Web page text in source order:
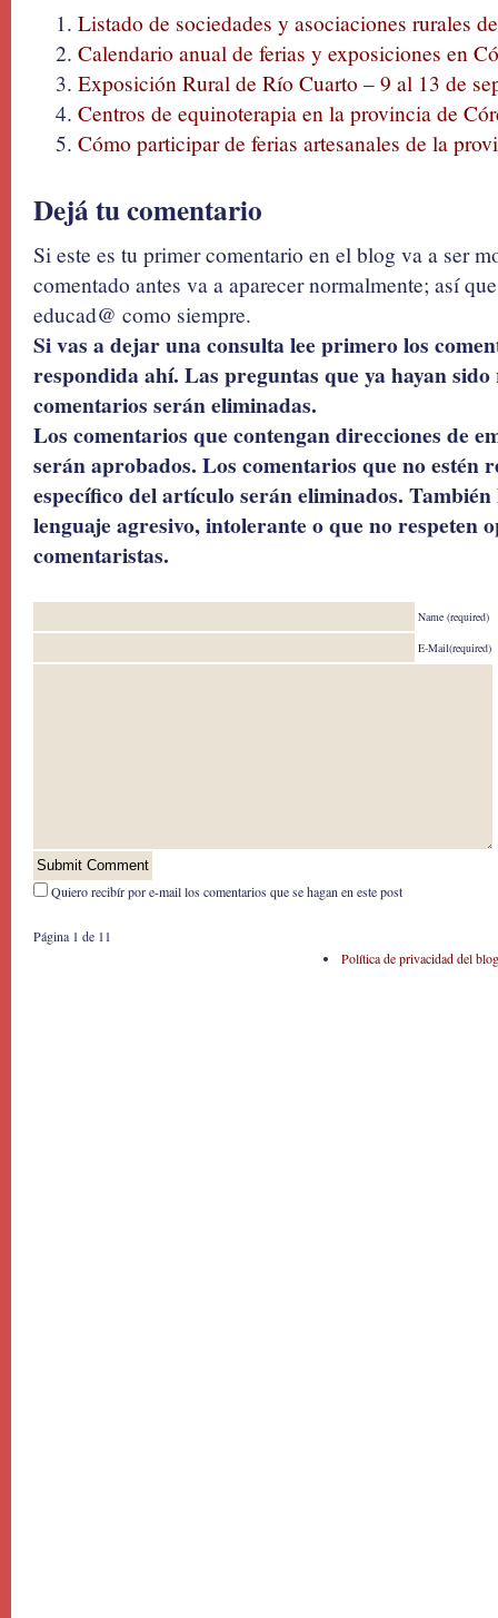
Listado de sociedades y asociaciones rurales
Calendario anual de ferias y exposiciones en
Exposición Rural de Río Cuarto – 9 al 13 de
Centros de equinoterapia en la provincia de
Cómo participar de ferias artesanales de la
Dejá tu comentario
Si este es tu primer comentario en el blog va a ser
comentado antes va a aparecer normalmente; así
educad@ como siempre.
Si vas a dejar una consulta lee primero los
respondida ahí. Las preguntas que ya hayan
comentarios serán eliminadas.
Los comentarios que contengan direcciones de
serán aprobados. Los comentarios que no estén
específico del artículo serán eliminados.
lenguaje agresivo, intolerante o que no respeten
comentaristas.
Name (required)
E-Mail(required)
Quiero recibír por e-mail los comentarios que se hagan en este post
Página 1 de 1 1
Política de privacidad del